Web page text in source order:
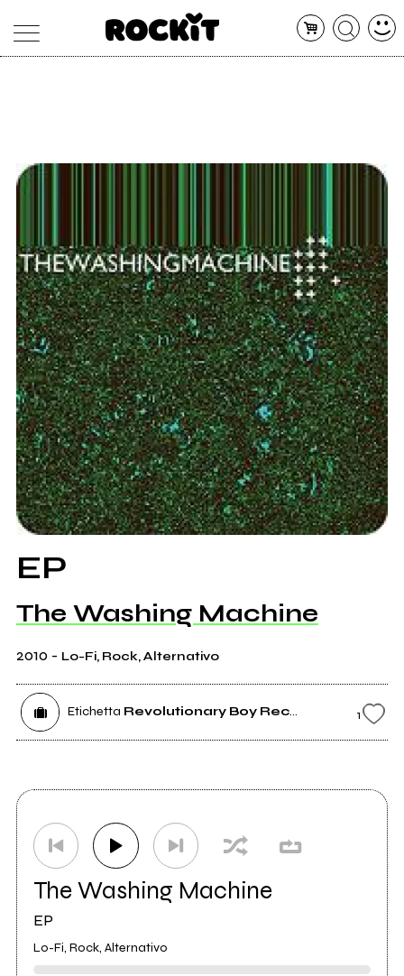
CONCERTI
EP
The Washing Machine
2010- Lo-Fi, Rock, Alternativo
Etichetta Revolutionary Boy Records 1
The Washing Machine
EP
Lo-Fi, Rock, Alternativo